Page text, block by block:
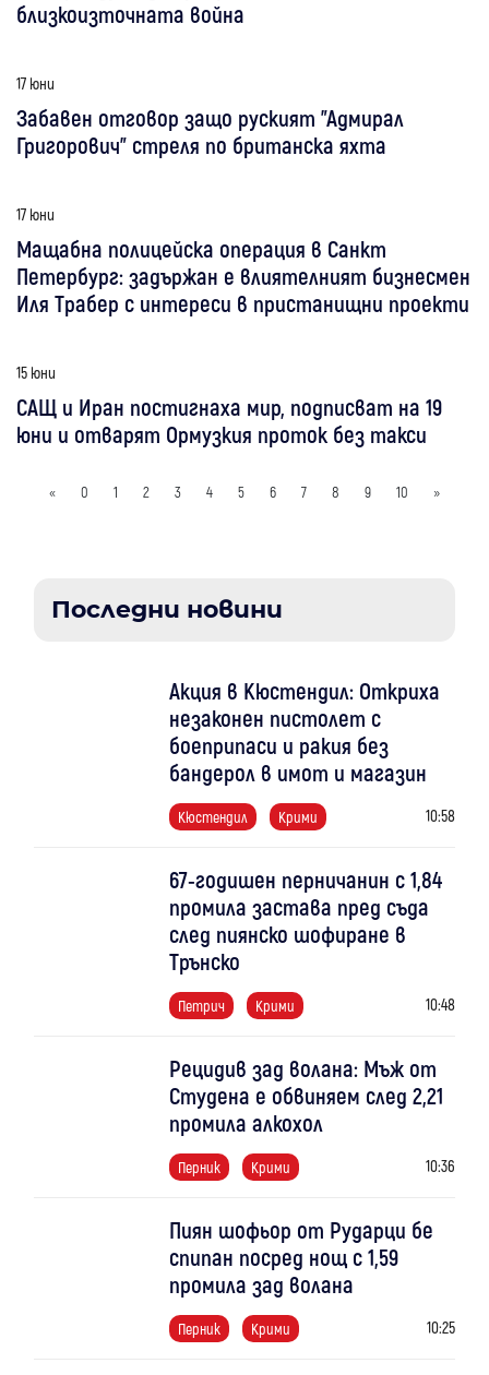
близкоизточната война
17 юни
Забавен отговор защо руският "Адмирал
Григорович" стреля по британска яхта
17 юни
Мащабна полицейска операция в Санкт
Петербург: задържан е влиятелният бизнесмен
Иля Трабер с интереси в пристанищни проекти
15 юни
САЩ и Иран постигнаха мир, подписват на 19
юни и отварят Ормузкия проток без такси
« 0 1 2 3 4 5 6 7 8 9 10 »
Последни новини
Акция в Кюстендил: Откриха
незаконен пистолет с
боеприпаси и ракия без
бандерол в имот и магазин
Кюстендил Крими 10:58
67-годишен перничанин с 1,84
промила застава пред съда
след пиянско шофиране в
Трънско
Петрич Крими 10:48
Рецидив зад волана: Мъж от
Студена е обвиняем след 2,21
промила алкохол
Перник Крими 10:36
Пиян шофьор от Рударци бе
спипан посред нощ с 1,59
промила зад волана
Перник Крими 10:25